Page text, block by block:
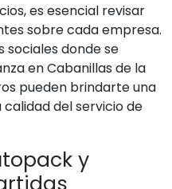
es esencial revisar
sobre cada empresa.
sociales donde se
en Cabanillas de la
pueden brindarte una
del servicio de
y